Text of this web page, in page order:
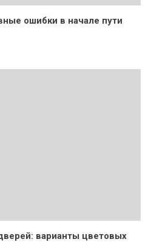
ошибки в начале пути
варианты цветовых